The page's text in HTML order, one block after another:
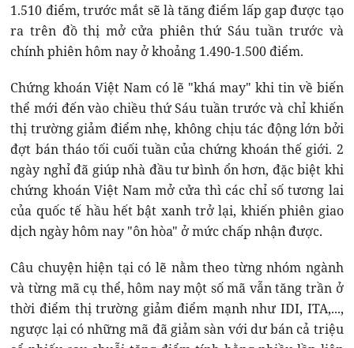
1.510 điểm, trước mắt sẽ là tăng điểm lấp gap được tạo
ra trên đồ thị mở cửa phiên thứ Sáu tuần trước và
chính phiên hôm nay ở khoảng 1.490-1.500 điểm.
Chứng khoán Việt Nam có lẽ "khá may" khi tin về biến
thể mới đến vào chiều thứ Sáu tuần trước và chỉ khiến
thị trường giảm điểm nhẹ, không chịu tác động lớn bởi
đợt bán tháo tối cuối tuần của chứng khoán thế giới. 2
ngày nghỉ đã giúp nhà đầu tư bình ổn hơn, đặc biệt khi
chứng khoán Việt Nam mở cửa thì các chỉ số tương lai
của quốc tế hầu hết bật xanh trở lại, khiến phiên giao
dịch ngày hôm nay "ôn hòa" ở mức chấp nhận được.
Câu chuyện hiện tại có lẽ nằm theo từng nhóm ngành
và từng mã cụ thể, hôm nay một số mã vẫn tăng trần ở
thời điểm thị trường giảm điểm mạnh như IDI, ITA,...,
ngược lại có những mã đã giảm sàn với dư bán cả triệu